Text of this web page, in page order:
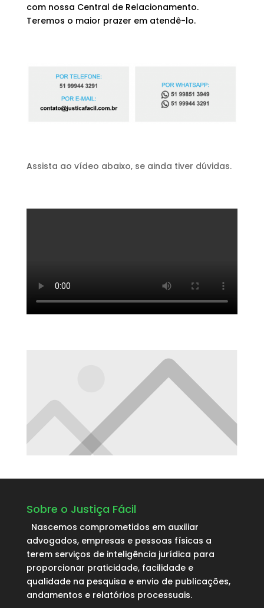
com nossa Central de Relacionamento.
Teremos o maior prazer em atendê-lo.
Assista ao vídeo abaixo, se ainda tiver dúvidas.
Sobre o Justiça Fácil
Nascemos comprometidos em auxiliar
advogados, empresas e pessoas físicas a
terem serviços de inteligência jurídica para
proporcionar praticidade, facilidade e
qualidade na pesquisa e envio de publicações,
andamentos e relatórios processuais.